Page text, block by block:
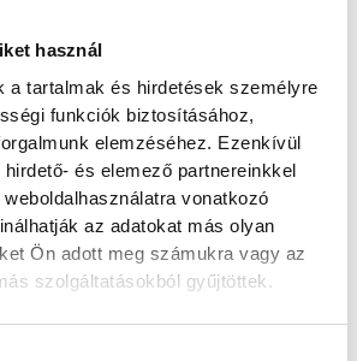
használ
a tartalmak és hirdetések személyre
funkciók biztosításához,
elemzéséhez. Ezenkívül
és elemező partnereinkkel
vonatkozó
az adatokat más olyan
Ön adott meg számukra vagy az
szolgáltatásokból gyűjtöttek.
és ma is rossz
a dunai Ínség-
a Dunából az aszály
a felbukkanása egyet
ma pedig a